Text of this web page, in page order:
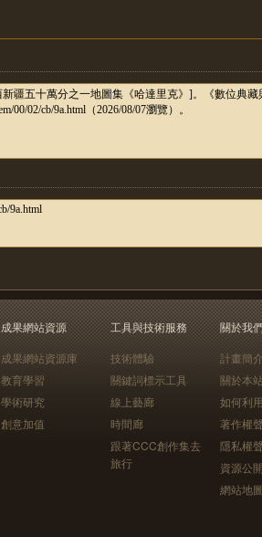
成果網站資源
成果網站資源庫
教育學習
學術研究
創意加值
工具與技術服務
技術體驗
關鍵詞標示工具
線上藝廊
時間廊
跟著CCC創作集去
旅行
關於我
計畫簡介
關於本
如何利
著作權
隱私權
資源公
網站地圖